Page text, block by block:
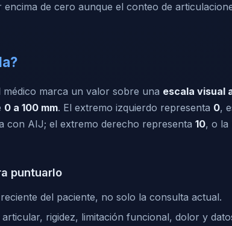
de cero aunque el conteo de
médico marca un valor sobre una escala visual
0 a 100 mm. El extremo izquierdo representa 0,
con AIJ; el extremo derecho representa 10, o la
puntuarlo
del paciente, no solo la consulta actual.
rigidez, limitación funcional, dolor y